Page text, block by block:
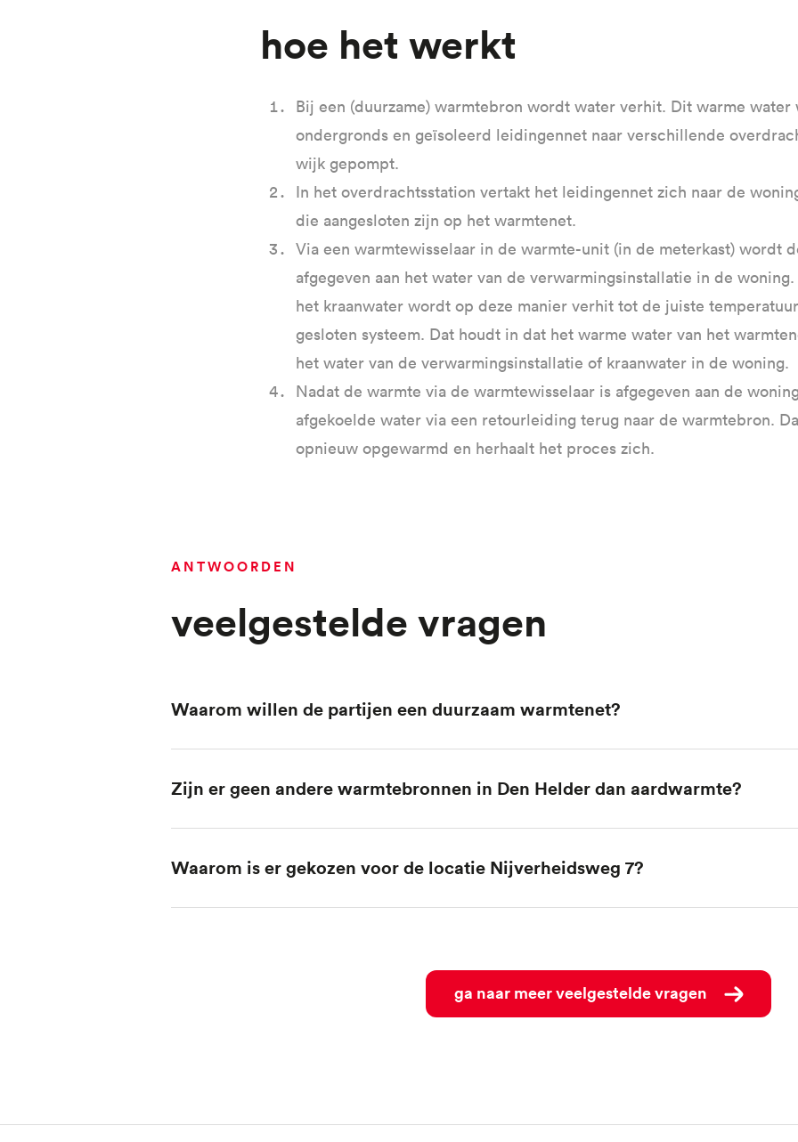
Hoe het werkt
Bij een (duurzame) warmtebron wordt water verhit. Dit warme water
ondergronds en geïsoleerd leidingennet naar verschillende
wijk gepompt.
In het overdrachtsstation vertakt het leidingennet zich naar de
die aangesloten zijn op het warmtenet.
Via een warmtewisselaar in de warmte-unit (in de meterkast) wordt
afgegeven aan het water van de verwarmingsinstallatie in de woning.
het kraanwater wordt op deze manier verhit tot de juiste
gesloten systeem. Dat houdt in dat het warme water van het
het water van de verwarmingsinstallatie of kraanwater in de woning.
Nadat de warmte via de warmtewisselaar is afgegeven aan de
afgekoelde water via een retourleiding terug naar de warmtebron.
opnieuw opgewarmd en herhaalt het proces zich.
ANTWOORDEN
Veelgestelde vragen
Selecteer
Waarom willen de partijen een duurzaam warmtenet?
Selecteer
Zijn er geen andere warmtebronnen in Den Helder dan aardwarmte?
Selecteer
Waarom is er gekozen voor de locatie Nijverheidsweg 7?
ga naar meer veelgestelde vragen